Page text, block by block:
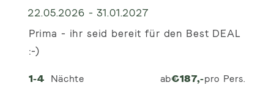
Prima - ihr seid bereit für den Best DEAL
:-)
1-4 Nächte ab€187,-pro Pers.
22.05.2026 - 31.01.2027